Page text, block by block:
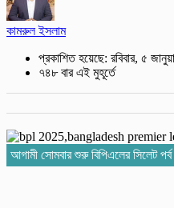
কামরুল ইসলাম
প্রকাশিত হয়েছে: রবিবার, ৫
৭৪৮ বার এই মুহূর্তে
আগামী সোমবার শুরু বিপিএলের সিলেট